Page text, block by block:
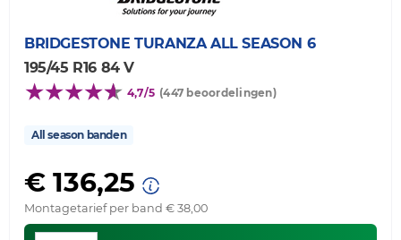
BRIDGESTONE TURANZA ALL SEASON 6
195/45 R16 84 V
4,7/5 (447 beoordelingen)
All season banden
€ 136,25
Montagetarief per band € 38,00